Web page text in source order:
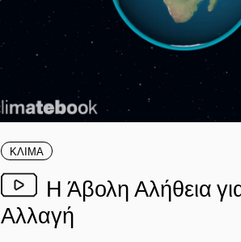
ΚΛΙΜΑ
Η Άβολη Αλήθεια
Αλλαγή